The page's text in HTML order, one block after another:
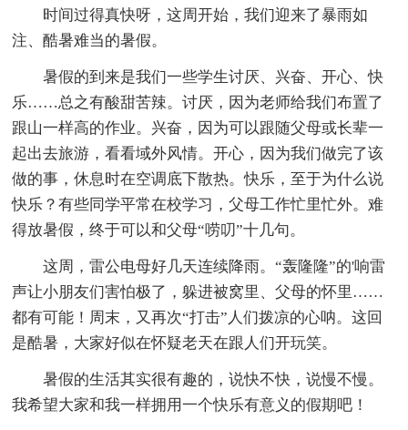
时间过得真快呀，这周开始，我们迎来了暴雨如
注、酷暑难当的暑假。
暑假的到来是我们一些学生讨厌、兴奋、开心、快
乐……总之有酸甜苦辣。讨厌，因为老师给我们布置了
跟山一样高的作业。兴奋，因为可以跟随父母或长辈一
起出去旅游，看看域外风情。开心，因为我们做完了该
做的事，休息时在空调底下散热。快乐，至于为什么说
快乐？有些同学平常在校学习，父母工作忙里忙外。难
得放暑假，终于可以和父母“唠叨”十几句。
这周，雷公电母好几天连续降雨。“轰隆隆”的'响雷
声让小朋友们害怕极了，躲进被窝里、父母的怀里……
都有可能！周末，又再次“打击”人们拨凉的心呐。这回
是酷暑，大家好似在怀疑老天在跟人们开玩笑。
暑假的生活其实很有趣的，说快不快，说慢不慢。
我希望大家和我一样拥用一个快乐有意义的假期吧！